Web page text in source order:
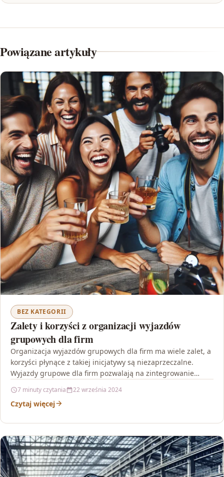
Powiązane artykuły
BEZ KATEGORII
Zalety i korzyści z organizacji wyjazdów
grupowych dla firm
Organizacja wyjazdów grupowych dla firm ma wiele zalet, a
korzyści płynące z takiej inicjatywy są niezaprzeczalne.
Wyjazdy grupowe dla firm pozwalają na zintegrowanie
7 minuty czytania 22 września 2024
Czytaj więcej